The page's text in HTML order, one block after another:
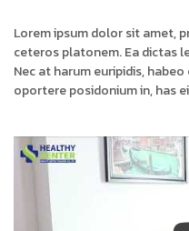
Lorem ipsum dolor sit amet,
ceteros platonem. Ea dictas
Nec at harum euripidis,
oportere posidonium in, has